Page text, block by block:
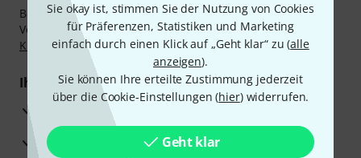
Sie okay ist, stimmen Sie der Nutzung von Cookies
für Präferenzen, Statistiken und Marketing
einfach durch einen Klick auf „Geht klar“ zu (alle
anzeigen).
Sie können Ihre erteilte Zustimmung jederzeit
über die Cookie-Einstellungen (hier) widerrufen.
Geht klar
Bezahlen Sie vertraulich und sicher per Nachnahme,
Vorkasse, PayPal, Amazon Pay,Klarna Sofort bezahlen
Klarna Ratenzahlungoder Kreditkarte.
Ihre Vorteile
3 Jahre Thomann Garantie
30 Tage Money-Back-Garantie